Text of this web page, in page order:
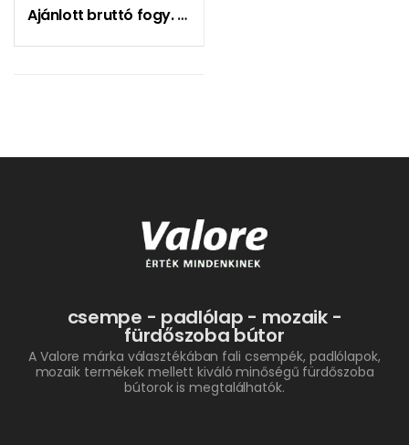
Ajánlott bruttó fogy. ár:
csempe - padlólap - mozaik -
fürdőszoba bútor
A Valore márka választékában fali csempék, padlólapok,
mozaik termékek mellett kiváló minőségű fürdőszoba
bútorok is megtalálhatók.